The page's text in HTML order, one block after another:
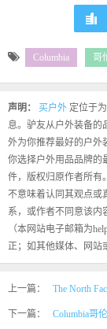
Columbia 哥
声明： 买户外 定位于
息。驴友从户外装备的
外为你推荐最好的户外
你选择户外用品品牌的
件，版权归原作者所有
不意味着认同其观点或
系，或作者不同意该内
（本网站电子邮箱为
正；如其他媒体、网站
上一篇： The North
下一篇： Columbia哥